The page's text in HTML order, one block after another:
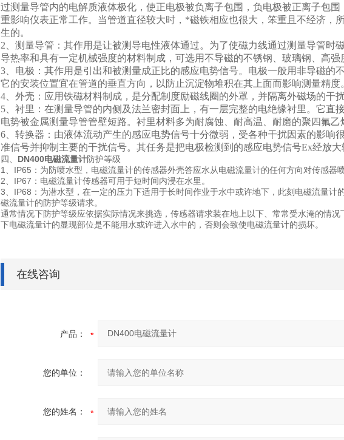
过测量导管内的电解质液体极化，使正电极被负离子包围，负电极被正离子包
重影响仪表正常工作。当管道直径较大时，*磁铁相应也很大，笨重且不经济，
生的。
2 、测量导管：其作用是让被测导电性液体通过。为了使磁力线通过测量导管
导热率和具有一定机械强度的材料制成，可选用不导磁的不锈钢、玻璃钢、高强
3 、电极：其作用是引出和被测量成正比的感应电势信号。电极一般用非导磁的
它的安装位置宜在管道的垂直方向，以防止沉淀物堆积在其上面而影响测量精度
4 、外壳：应用铁磁材料制成，是分配制度励磁线圈的外罩，并隔离外磁场的干扰
5 、衬里：在测量导管的内侧及法兰密封面上，有一层完整的电绝缘衬里。它
电势被金属测量导管管壁短路。衬里材料多为耐腐蚀、耐高温、耐磨的聚四氟乙
6 、转换器：由液体流动产生的感应电势信号十分微弱，受各种干扰因素的影
准信号并抑制主要的干扰信号。其任务是把电极检测到的感应电势信号Ex经放大
四、 DN400电磁流量计防护等级
1、IP65：为防喷水型，电磁流量计的传感器外壳答应水从电磁流量计的任何方向对传感器
2、IP67：电磁流量计传感器可用于短时间内浸在水里。
3、IP68：为潜水型，在一定的压力下适用于长时间作业于水中或许地下，此刻电磁流量
磁流量计的防护等级请求。
通常情况下防护等级应依据实际情况来挑选，传感器请求装在地上以下、常常受水淹的情
下电磁流量计的显现部位是不能用水或许进入水中的，否则会致使电磁流量计的损坏。
在线咨询
产品：
您的单位：
您的姓名：